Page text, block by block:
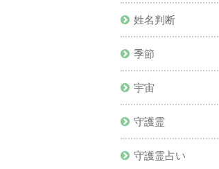
姓名判断
季節
宇宙
守護霊
守護霊占い